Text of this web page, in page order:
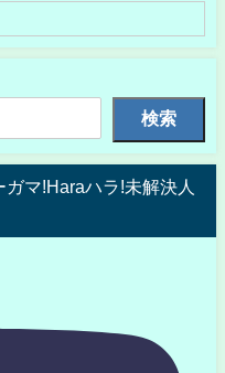
検索
マ!Haraハラ!未解決人